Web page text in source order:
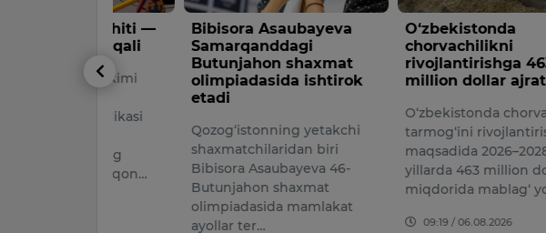
Bibisora Asaubayeva
Samarqanddagi
Butunjahon shaxmat
olimpiadasida ishtirok
Qozog‘istonning yetakchi
shaxmatchilaridan biri
Bibisora Asaubayeva 46-
Butunjahon shaxmat
olimpiadasida mamlakat
ayollar ter…
O‘zbekistonda
chorvachilikni
rivojlantirishga 463
million dollar ajratiladi
O‘zbekistonda chorvachilik
tarmog‘ini rivojlantirish
maqsadida 2026–2028
yillarda 463 million dollar
miqdorida mablag‘ yo‘na…
09:19 / 06.08.2026